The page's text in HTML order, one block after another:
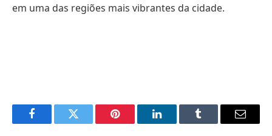
em uma das regiões mais vibrantes da cidade.
FacebookTwitter Pinterest LinkedInTumblr Email